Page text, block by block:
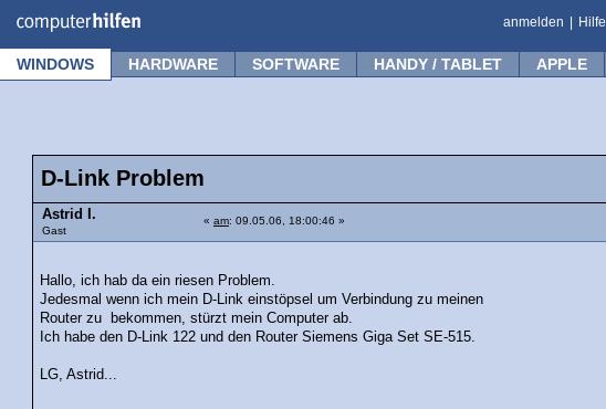
anmelden Hilfe
WINDOWS HARDWARE SOFTWARE HANDY / TABLET APPLE
D-Link Problem
Astrid I.
Gast
« am: 09.05.06, 18:00:46 »
Hallo, ich hab da ein riesen Problem.
Jedesmal wenn ich mein D-Link einstöpsel um Verbindung zu meinen
Router zu bekommen, stürzt mein Computer ab.
Ich habe den D-Link 122 und den Router Siemens Giga Set SE-515.
LG, Astrid...